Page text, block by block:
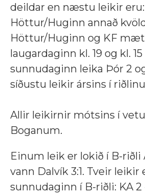
deildar en næstu leikir eru:
Höttur/Huginn annað
Höttur/Huginn og KF
laugardaginn kl. 19 og kl. 15
sunnudaginn leika Þór 2
síðustu leikir ársins í
Allir leikirnir mótsins í
Boganum.
Einum leik er lokið í B-riðli
vann Dalvík 3:1. Tveir leikir
sunnudaginn í B-riðli: KA